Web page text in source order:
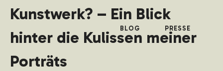
BLOG PRESSE
Kunstwerk? – Ein Blick
hinter die Kulissen meiner
Porträts